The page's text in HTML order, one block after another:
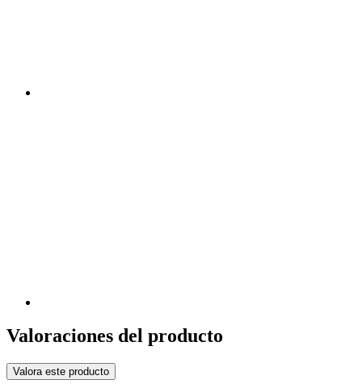
Valoraciones del producto
Valora este producto